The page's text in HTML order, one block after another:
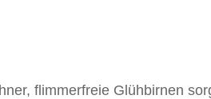
flimmerfreie Glühbirnen